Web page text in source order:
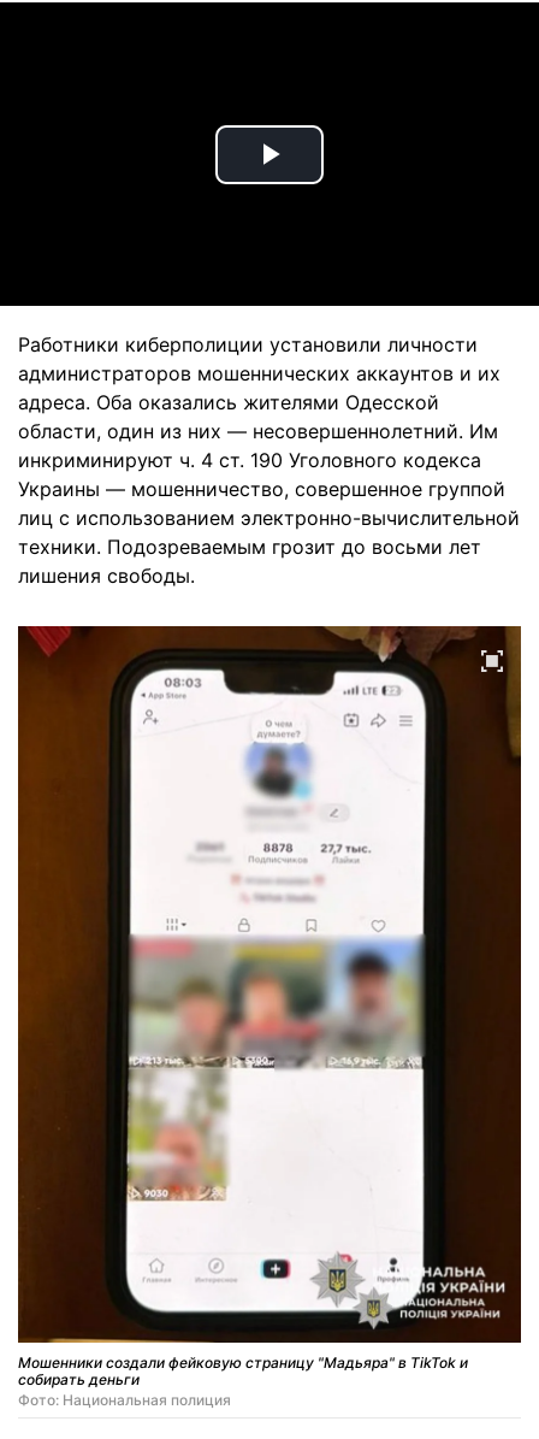
Play
Работники киберполиции установили личности
администраторов мошеннических аккаунтов и их
адреса. Оба оказались жителями Одесской
области, один из них — несовершеннолетний. Им
инкриминируют ч. 4 ст. 190 Уголовного кодекса
Украины — мошенничество, совершенное группой
лиц с использованием электронно-вычислительной
техники. Подозреваемым грозит до восьми лет
лишения свободы.
Мошенники создали фейковую страницу "Мадьяра" в TikTok и
собирать деньги
Фото: Национальная полиция